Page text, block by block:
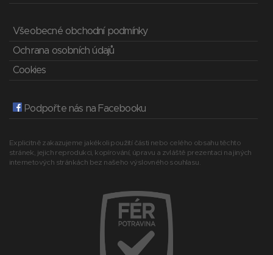
Všeobecné obchodní podmínky
Ochrana osobních údajů
Cookies
Podpořte nás na Facebooku
Explicitně zakazujeme jakékoli použití části nebo celého obsahu těchto
stránek, jejich reprodukci, kopírování, úpravu a zvláště prezentaci na jiných
internetových stránkách bez našeho výslovného souhlasu.